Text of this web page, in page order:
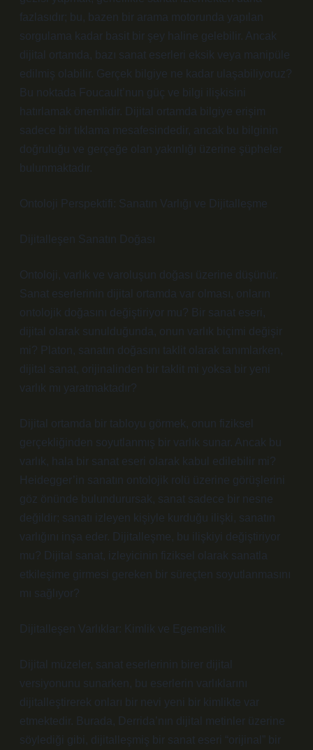
fazlasıdır; bu, bazen bir arama motorunda yapılan
sorgulama kadar basit bir şey haline gelebilir. Ancak
dijital ortamda, bazı sanat eserleri eksik veya manipüle
edilmiş olabilir. Gerçek bilgiye ne kadar ulaşabiliyoruz?
Bu noktada Foucault’nun güç ve bilgi ilişkisini
hatırlamak önemlidir. Dijital ortamda bilgiye erişim
sadece bir tıklama mesafesindedir, ancak bu bilginin
doğruluğu ve gerçeğe olan yakınlığı üzerine şüpheler
bulunmaktadır.
Ontoloji Perspektifi: Sanatın Varlığı ve Dijitalleşme
Dijitalleşen Sanatın Doğası
Ontoloji, varlık ve varoluşun doğası üzerine düşünür.
Sanat eserlerinin dijital ortamda var olması, onların
ontolojik doğasını değiştiriyor mu? Bir sanat eseri,
dijital olarak sunulduğunda, onun varlık biçimi değişir
mi? Platon, sanatın doğasını taklit olarak tanımlarken,
dijital sanat, orijinalinden bir taklit mi yoksa bir yeni
varlık mı yaratmaktadır?
Dijital ortamda bir tabloyu görmek, onun fiziksel
gerçekliğinden soyutlanmış bir varlık sunar. Ancak bu
varlık, hala bir sanat eseri olarak kabul edilebilir mi?
Heidegger’in sanatın ontolojik rolü üzerine görüşlerini
göz önünde bulundurursak, sanat sadece bir nesne
değildir; sanatı izleyen kişiyle kurduğu ilişki, sanatın
varlığını inşa eder. Dijitalleşme, bu ilişkiyi değiştiriyor
mu? Dijital sanat, izleyicinin fiziksel olarak sanatla
etkileşime girmesi gereken bir süreçten soyutlanmasını
mı sağlıyor?
Dijitalleşen Varlıklar: Kimlik ve Egemenlik
Dijital müzeler, sanat eserlerinin birer dijital
versiyonunu sunarken, bu eserlerin varlıklarını
dijitalleştirerek onları bir nevi yeni bir kimlikte var
etmektedir. Burada, Derrida’nın dijital metinler üzerine
söylediği gibi, dijitalleşmiş bir sanat eseri “orijinal” bir